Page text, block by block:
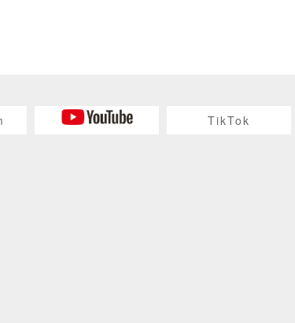
TikTok